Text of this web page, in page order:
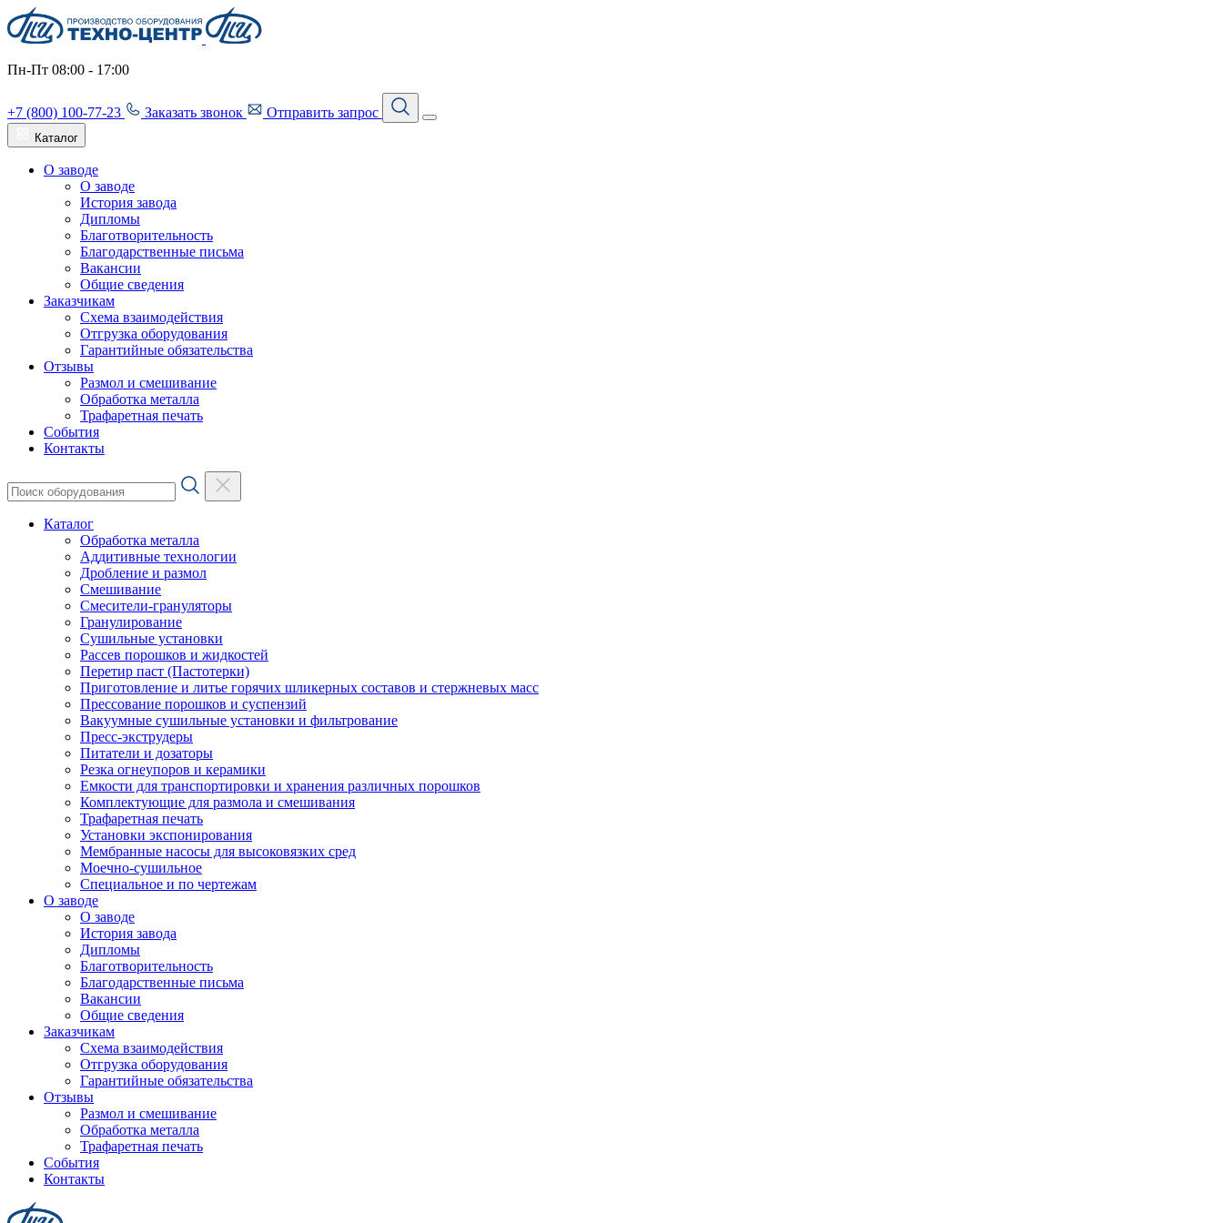
Пн-Пт 08:00 - 17:00
+7 (800) 100-77-23 Заказать звонок Отправить запрос
Каталог
О заводе
О заводе
История завода
Дипломы
Благотворительность
Благодарственные письма
Вакансии
Общие сведения
Заказчикам
Схема взаимодействия
Отгрузка оборудования
Гарантийные обязательства
Отзывы
Размол и смешивание
Обработка металла
Трафаретная печать
События
Контакты
Каталог
Обработка металла
Аддитивные технологии
Дробление и размол
Смешивание
Смесители-грануляторы
Гранулирование
Сушильные установки
Рассев порошков и жидкостей
Перетир паст (Пастотерки)
Приготовление и литье горячих шликерных составов и стержневых масс
Прессование порошков и суспензий
Вакуумные сушильные установки и фильтрование
Пресс-экструдеры
Питатели и дозаторы
Резка огнеупоров и керамики
Емкости для транспортировки и хранения различных порошков
Комплектующие для размола и смешивания
Трафаретная печать
Установки экспонирования
Мембранные насосы для высоковязких сред
Моечно-сушильное
Специальное и по чертежам
О заводе
О заводе
История завода
Дипломы
Благотворительность
Благодарственные письма
Вакансии
Общие сведения
Заказчикам
Схема взаимодействия
Отгрузка оборудования
Гарантийные обязательства
Отзывы
Размол и смешивание
Обработка металла
Трафаретная печать
События
Контакты